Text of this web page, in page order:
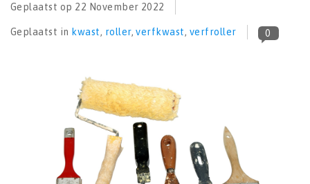
Geplaatst op 22 November 2022
Geplaatst in kwast, roller,verfkwast, verfroller 0